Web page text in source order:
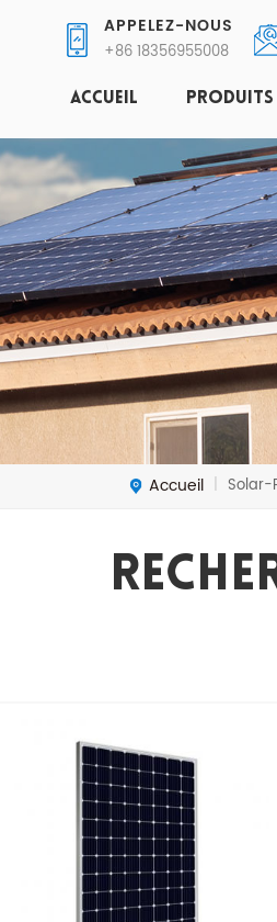
APPELEZ-NOUS
+86 18356955008
ACCUEIL PRODUITS
Accueil | Solar-